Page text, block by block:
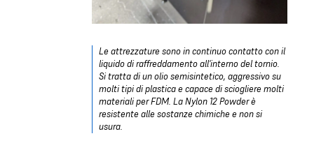
Le attrezzature sono in continuo contatto con il
liquido di raffreddamento all'interno del tornio.
Si tratta di un olio semisintetico, aggressivo su
molti tipi di plastica e capace di sciogliere molti
materiali per FDM. La Nylon 12 Powder è
resistente alle sostanze chimiche e non si
usura.